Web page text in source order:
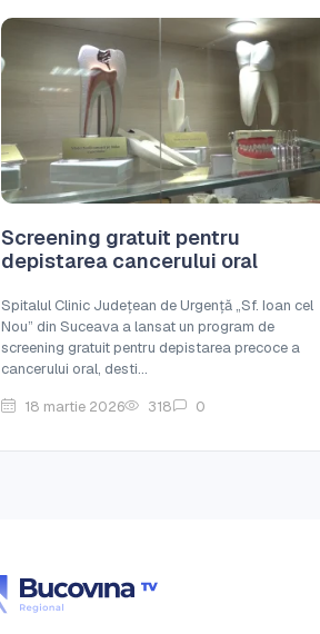
Screening gratuit pentru
depistarea cancerului oral
Spitalul Clinic Județean de Urgență „Sf. Ioan cel
Nou” din Suceava a lansat un program de
screening gratuit pentru depistarea precoce a
cancerului oral, desti...
18 martie 2026
318 0